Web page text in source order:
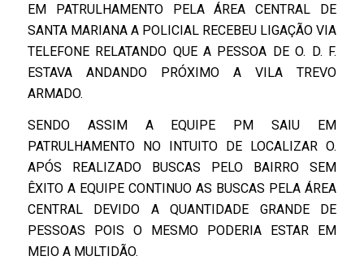
EM PATRULHAMENTO PELA ÁREA CENTRAL DE
SANTA MARIANA A POLICIAL RECEBEU LIGAÇÃO VIA
TELEFONE RELATANDO QUE A PESSOA DE O. D. F.
ESTAVA ANDANDO PRÓXIMO A VILA TREVO
ARMADO.
SENDO ASSIM A EQUIPE PM SAIU EM
PATRULHAMENTO NO INTUITO DE LOCALIZAR O.
APÓS REALIZADO BUSCAS PELO BAIRRO SEM
ÊXITO A EQUIPE CONTINUO AS BUSCAS PELA ÁREA
CENTRAL DEVIDO A QUANTIDADE GRANDE DE
PESSOAS POIS O MESMO PODERIA ESTAR EM
MEIO A MULTIDÃO.